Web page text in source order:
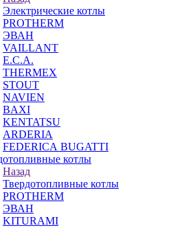
Электрические котлы
PROTHERM
ЭВАН
VAILLANT
E.C.A.
THERMEX
STOUT
NAVIEN
BAXI
KENTATSU
ARDERIA
FEDERICА BUGATTI
котлы
Назад
Твердотопливные котлы
PROTHERM
ЭВАН
KITURAMI